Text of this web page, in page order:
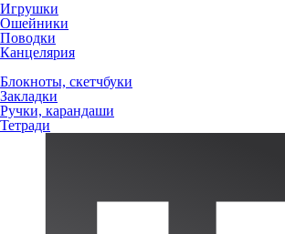
Игрушки
Ошейники
Поводки
Канцелярия
Блокноты, скетчбуки
Закладки
Ручки, карандаши
Тетради